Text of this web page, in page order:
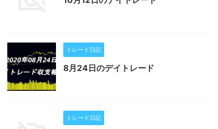
トレード日記
8月24日のデイトレード
トレード日記